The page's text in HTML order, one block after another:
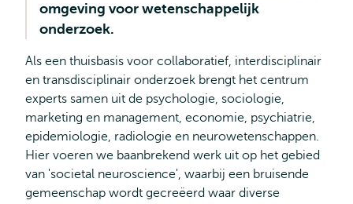
omgeving voor wetenschappelijk
onderzoek.
Als een thuisbasis voor collaboratief, interdisciplinair
en transdisciplinair onderzoek brengt het centrum
experts samen uit de psychologie, sociologie,
marketing en management, economie, psychiatrie,
epidemiologie, radiologie en neurowetenschappen.
Hier voeren we baanbrekend werk uit op het gebied
van 'societal neuroscience', waarbij een bruisende
gemeenschap wordt gecreëerd waar diverse